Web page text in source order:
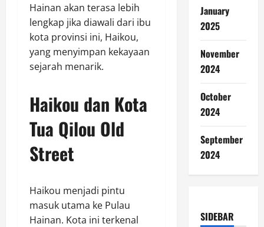
Hainan akan terasa lebih
lengkap jika diawali dari ibu
kota provinsi ini, Haikou,
yang menyimpan kekayaan
sejarah menarik.
Haikou dan Kota
Tua Qilou Old
Street
Haikou menjadi pintu
masuk utama ke Pulau
Hainan. Kota ini terkenal
January
2025
November
2024
October
2024
September
2024
SIDEBAR